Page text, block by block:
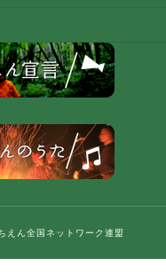
えん全国ネットワーク連盟